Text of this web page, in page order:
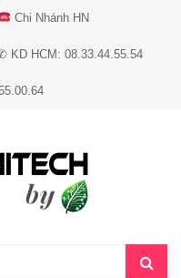
Chi Nhánh HN
KD HCM: 08.33.44.55.54